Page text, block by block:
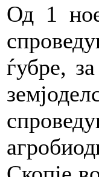
Од 1
ѓубре,